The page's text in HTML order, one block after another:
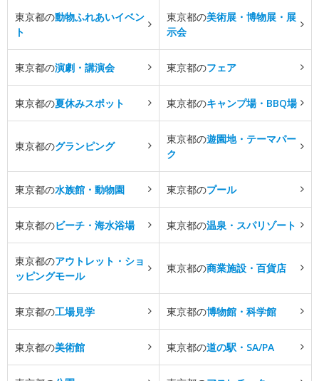
東京都の動物ふれあいイベン
ト
東京都の美術展・博物展・展
示会
東京都の演劇・講演会 東京都のフェア
東京都の夏休みスポット 東京都のキャンプ場・BBQ場
東京都のグランピング
東京都の遊園地・テーマパー
ク
東京都の水族館・動物園 東京都のプール
東京都のビーチ・海水浴場 東京都の温泉・スパリゾート
東京都のアウトレット・ショ
ッピングモール
東京都の商業施設・百貨店
東京都の工場見学 東京都の博物館・科学館
東京都の美術館 東京都の道の駅・SA/PA